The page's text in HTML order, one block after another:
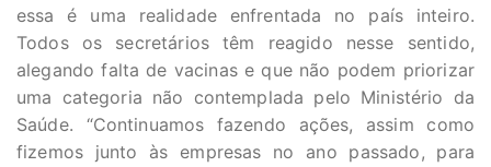
essa é uma realidade enfrentada no país inteiro.
Todos os secretários têm reagido nesse sentido,
alegando falta de vacinas e que não podem priorizar
uma categoria não contemplada pelo Ministério da
Saúde. “Continuamos fazendo ações, assim como
fizemos junto às empresas no ano passado, para